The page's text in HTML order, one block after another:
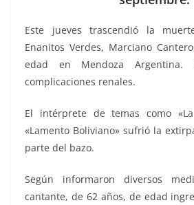
o
k
p
p
n
k
m
Este jueves trascendió la
Enanitos Verdes, Marciano
edad en Mendoza Argentina.
complicaciones renales.
El intérprete de temas como
«Lamento Boliviano» sufrió la
parte del bazo.
Según informaron diversos
cantante, de 62 años, de edad